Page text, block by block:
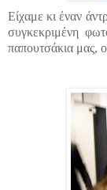
Είχαμε κι έναν
συγκεκριμένη
παπουτσάκια μας,